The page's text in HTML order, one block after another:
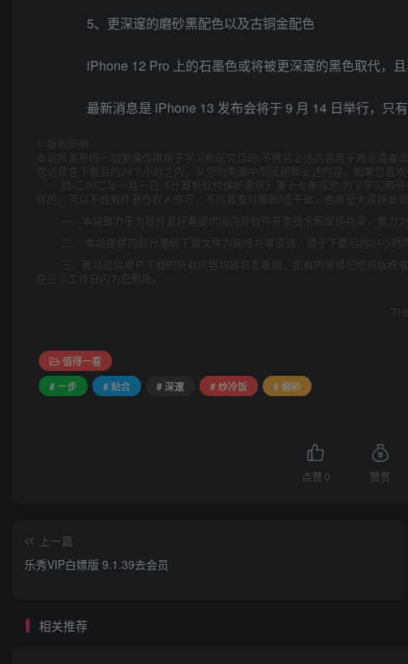
5、更深邃的磨砂黑配色以及古铜金配色
iPhone 12 Pro 上的石墨色或将被更深邃的黑色取代，且
最新消息是 iPhone 13 发布会将于 9 月 14 日举行，只有
版权声明
本站所发布的一切资源仅限用于学习和研究目的;不得将上述内容用于商业或者
您必须在下载后的24个小时之内，从您的电脑中彻底删除上述内容。如果您喜
附:二00二年一月一日《计算机软件保护条例》第十七条规定:为了学习和
件的，可以不经软件著作权人许可，不向其支付报酬!鉴于此，也希望大家按此说
一、本站致力于为软件爱好者提供国内外软件开发技术和软件共享，着力为
二、 本站提供的部分源码下载文件为网络共享资源，请于下载后的24小时
三、我站提供用户下载的所有内容均转自互联网。如有内容侵犯您的版权
在三个工作日内为您删除。
值得一看
# 一步
# 贴合 # 深邃 # 炒冷饭 # 磨砂
点赞 0 赞赏
上一篇
乐秀VIP白嫖版 9.1.39去会员
相关推荐